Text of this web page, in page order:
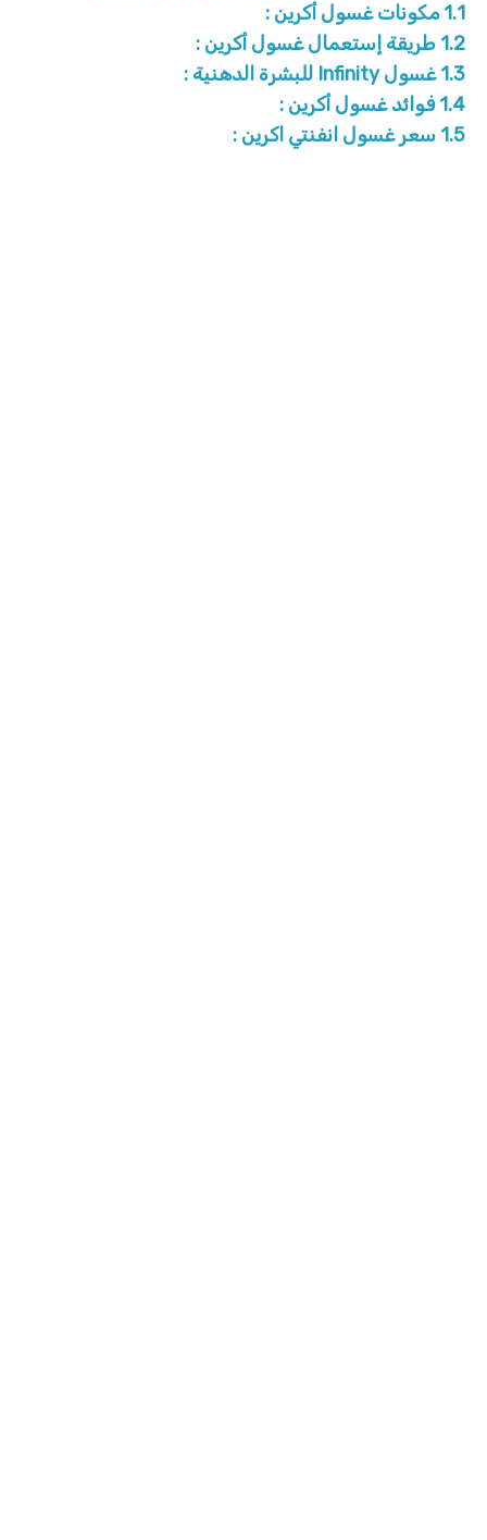
1.1 مكونات غسول أكرين :
1.2 طريقة إستعمال غسول أكرين :
1.3 غسول Infinity للبشرة الدهنية :
1.4 فوائد غسول أكرين :
1.5 سعر غسول انفنتي اكرين :